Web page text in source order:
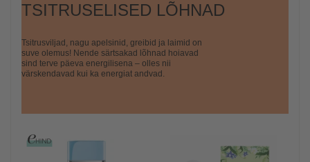
TSITRUSELISED LÕHNAD
Tsitrusviljad, nagu apelsinid, greibid ja laimid on
suve olemus! Nende särtsakad lõhnad hoiavad
sind terve päeva energilisena – olles nii
värskendavad kui ka energiat andvad.